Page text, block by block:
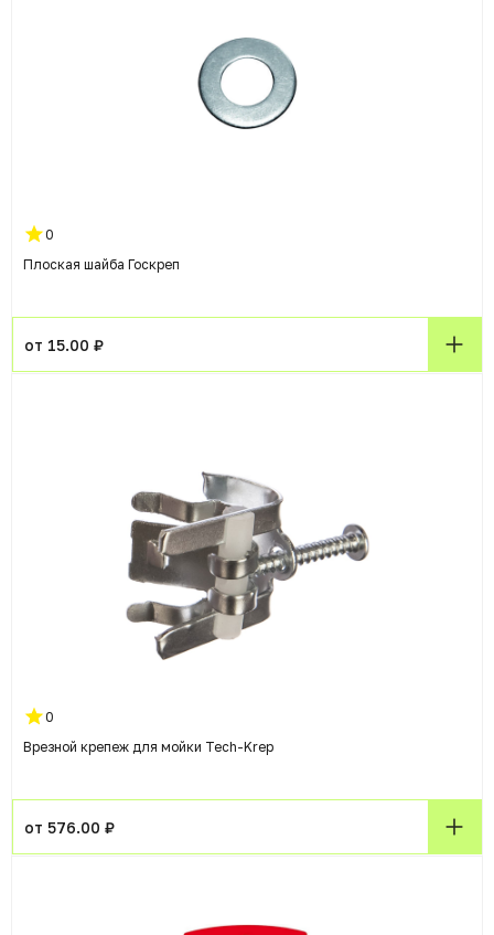
0
Плоская шайба Госкреп
от 15.00 ₽
0
Врезной крепеж для мойки Tech-Krep
от 576.00 ₽